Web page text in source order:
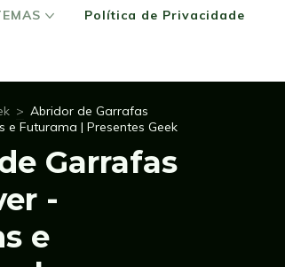
Política de Privacidade
> Abridor de Garrafas
e Futurama | Presentes Geek
Garrafas
-
e